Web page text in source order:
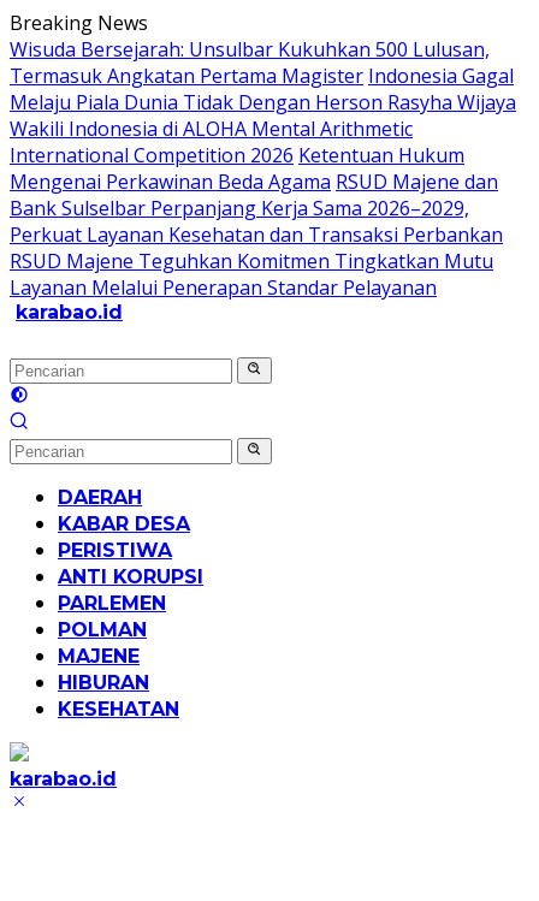
Langsung
ke
konten
Breaking News
Wisuda Bersejarah: Unsulbar Kukuhkan 500 Lulusan,
Termasuk Angkatan Pertama Magister Indonesia Gagal
Melaju Piala Dunia Tidak Dengan Herson Rasyha Wijaya
Wakili Indonesia di ALOHA Mental Arithmetic
International Competition 2026 Ketentuan Hukum
Mengenai Perkawinan Beda Agama RSUD Majene dan
Bank Sulselbar Perpanjang Kerja Sama 2026–2029,
Perkuat Layanan Kesehatan dan Transaksi Perbankan
RSUD Majene Teguhkan Komitmen Tingkatkan Mutu
Layanan Melalui Penerapan Standar Pelayanan
karabao.id
dan
Tajam
DAERAH
KABAR DESA
PERISTIWA
ANTI KORUPSI
PARLEMEN
POLMAN
MAJENE
HIBURAN
KESEHATAN
karabao.id
Tegas